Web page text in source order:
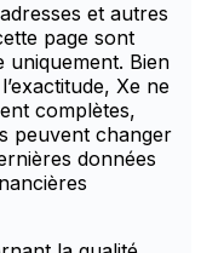
et autres
page sont
uniquement. Bien
Xe ne
complètes,
peuvent changer
données